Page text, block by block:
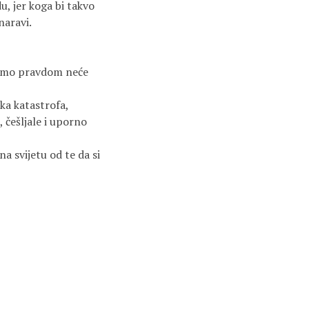
jer koga bi takvo
pravdom neće
katastrofa,
češljale i uporno
svijetu od te da si